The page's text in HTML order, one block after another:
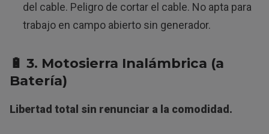
del cable. Peligro de cortar el cable. No apta para
trabajo en campo abierto sin generador.
🔋 3. Motosierra Inalámbrica (a
Batería)
Libertad total sin renunciar a la comodidad.